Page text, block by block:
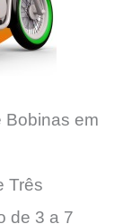
Bobinas em
Três
de 3 a 7